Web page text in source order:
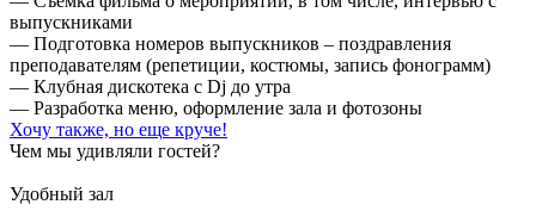
выпускниками
— Подготовка номеров выпускников – поздравления
преподавателям (репетиции, костюмы, запись фонограмм)
— Клубная дискотека с Dj до утра
— Разработка меню, оформление зала и фотозоны
Хочу также, но еще круче!
Чем мы удивляли гостей?
Удобный зал